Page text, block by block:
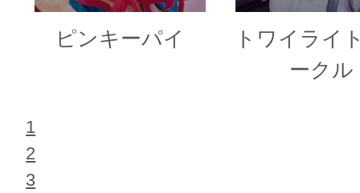
ピンキーパイ
トワイライ
ークル
1
2
3